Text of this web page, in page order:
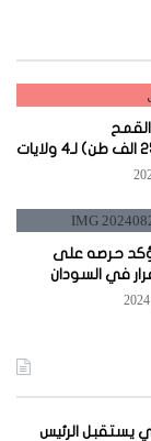
حرصه على
في السودان
يستقبل الرئيس